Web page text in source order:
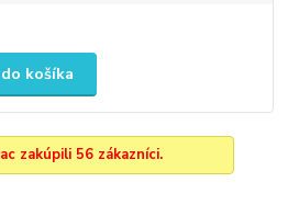
košíka
zakúpili 56 zákazníci.